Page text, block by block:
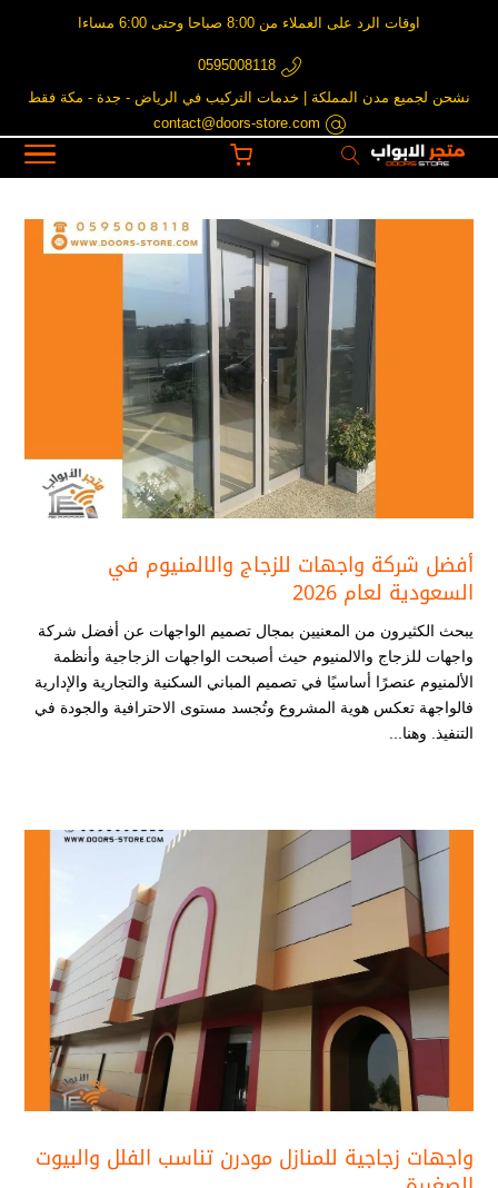
اوقات الرد على العملاء من 8:00 صباحا وحتى 6:00 مساءا
0595008118
نشحن لجميع مدن المملكة | خدمات التركيب في الرياض - جدة - مكة فقط
contact@doors-store.com
أفضل شركة واجهات للزجاج والالمنيوم​ في
السعودية لعام 2026
يبحث الكثيرون من المعنيين بمجال تصميم الواجهات عن أفضل شركة
واجهات للزجاج والالمنيوم​ حيث أصبحت الواجهات الزجاجية وأنظمة
الألمنيوم عنصرًا أساسيًا في تصميم المباني السكنية والتجارية والإدارية
فالواجهة تعكس هوية المشروع وتُجسد مستوى الاحترافية والجودة في
التنفيذ. وهنا...
واجهات زجاجية للمنازل مودرن تناسب الفلل والبيوت